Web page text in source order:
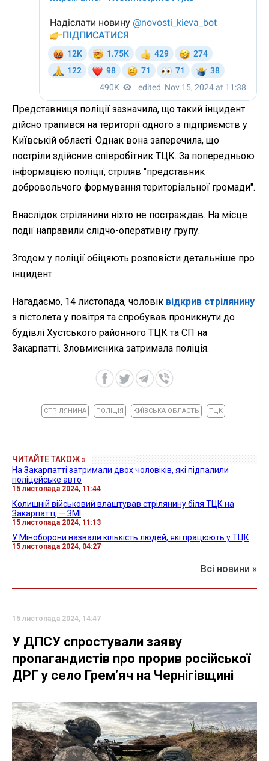
Представниця поліції зазначила, що такий інцидент
дійсно трапився на території одного з підприємств у
Київській області. Однак вона заперечила, що
постріли здійснив співробітник ТЦК. За попередньою
інформацією поліції, стріляв "представник
добровольчого формування територіальної громади".
Внаслідок стрілянини ніхто не постраждав. На місце
події направили слідчо-оперативну групу.
Згодом у поліції обіцяють розповісти детальніше про
інцидент.
Нагадаємо, 14 листопада, чоловік відкрив стрілянину
з пістолета у повітря та спробував проникнути до
будівлі Хустського районного ТЦК та СП на
Закарпатті. Зловмисника затримала поліція.
СТРІЛЯНИНА ПОЛІЦІЯ КИЇВСЬКА ОБЛАСТЬ ТЦК
ЧИТАЙТЕ ТАКОЖ »
На Закарпатті затримали двох чоловіків, які підпалили
поліцейське авто
15 листопада 2024, 11:44
Колишній військовий влаштував стрілянину біля ТЦК на
Закарпатті, — ЗМІ
15 листопада 2024, 11:13
У Міноборони назвали кількість людей, які працюють у ТЦК
15 листопада 2024, 04:27
Всі новини »
15 листопада 2024, 14:47
У ДПСУ спростували заяву
пропагандистів про прорив російської
ДРГ у село Гремʼяч на Чернігівщині